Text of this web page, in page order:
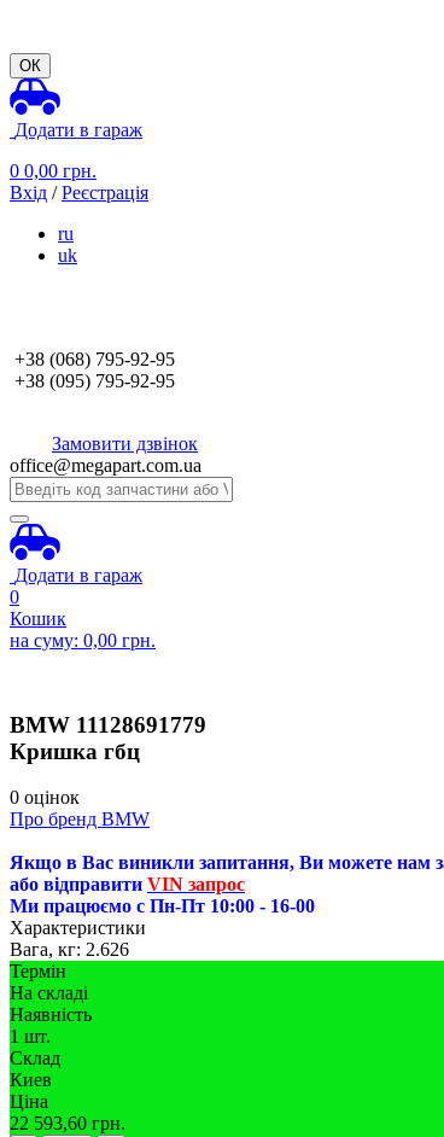
ОК
Додати в гараж
0 0,00 грн.
Вхід /Реєстрація
ru
uk
+38 (068) 795-92-95
+38 (095) 795-92-95
Замовити дзвінок
office@megapart.com.ua
Додати в гараж
0
Кошик
на суму: 0,00 грн.
BMW 11128691779
Кришка гбц
0 оцінок
Про бренд BMW
Якщо в Вас виникли запитання, Ви можете нам
або відправити VIN запрос
Ми працюємо с Пн-Пт 10:00 - 16-00
Характеристики
Вага, кг: 2.626
Термін
На складі
Наявність
1 шт.
Склад
Киев
Ціна
22 593,60 грн.